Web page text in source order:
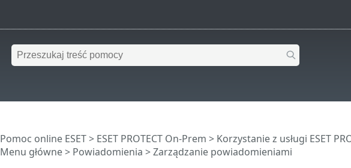
Pomoc online ESET> ESET PROTECT On-Prem > Korzystanie z usługi ESET
Menu główne> Powiadomienia > Zarządzanie powiadomieniami